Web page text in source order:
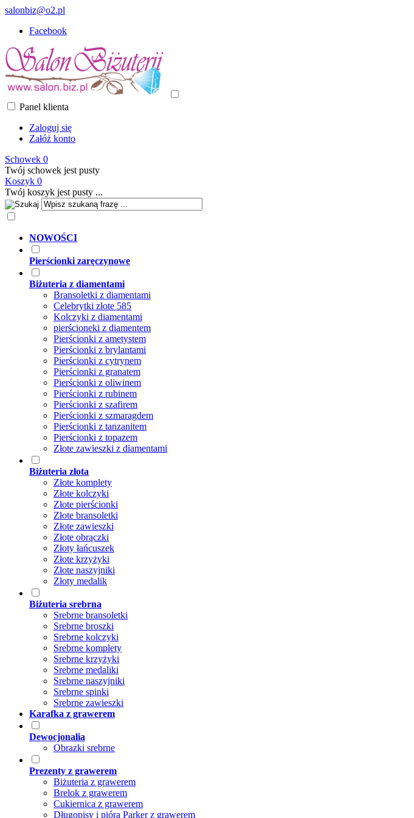
salonbiz@o2.pl
Facebook
Panel klienta
Zaloguj się
Załóż konto
Schowek 0
Twój schowek jest pusty
Koszyk 0
Twój koszyk jest pusty ...
NOWOŚCI
Pierścionki zaręczynowe
Biżuteria z diamentami
Bransoletki z diamentami
Celebrytki złote 585
Kolczyki z diamentami
pierścioneki z diamentem
Pierścionki z ametystem
Pierścionki z brylantami
Pierścionki z cytrynem
Pierścionki z granatem
Pierścionki z oliwinem
Pierścionki z rubinem
Pierścionki z szafirem
Pierścionki z szmaragdem
Pierścionki z tanzanitem
Pierścionki z topazem
Złote zawieszki z diamentami
Biżuteria złota
Złote komplety
Złote kolczyki
Złote pierścionki
Złote bransoletki
Złote zawieszki
Złote obrączki
Złoty łańcuszek
Złote krzyżyki
Złote naszyjniki
Złoty medalik
Biżuteria srebrna
Srebrne bransoletki
Srebrne broszki
Srebrne kolczyki
Srebrne komplety
Srebrne krzyżyki
Srebrne medaliki
Srebrne naszyjniki
Srebrne spinki
Srebrne zawieszki
Karafka z grawerem
Dewocjonalia
Obrazki srebrne
Prezenty z grawerem
Biżuteria z grawerem
Brelok z grawerem
Cukiernica z grawerem
Długopisy i pióra Parker z grawerem